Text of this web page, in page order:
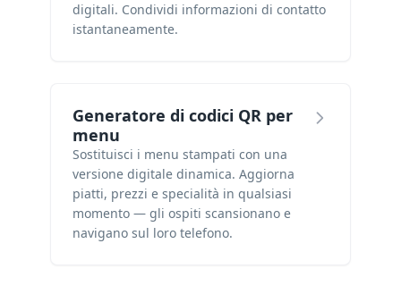
digitali. Condividi informazioni di contatto
istantaneamente.
Generatore di codici QR per
menu
Sostituisci i menu stampati con una
versione digitale dinamica. Aggiorna
piatti, prezzi e specialità in qualsiasi
momento — gli ospiti scansionano e
navigano sul loro telefono.